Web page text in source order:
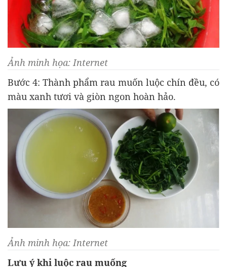
Ảnh minh họa: Internet
Bước 4: Thành phẩm rau muốn luộc chín đều, có
màu xanh tươi và giòn ngon hoàn hảo.
Ảnh minh họa: Internet
Lưu ý khi luộc rau muống